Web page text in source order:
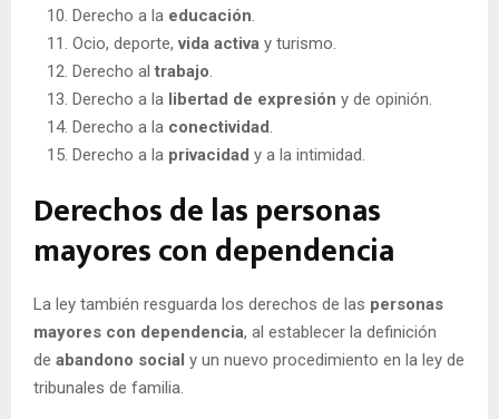
Derecho a la educación.
Ocio, deporte,vida activa y turismo.
Derecho al trabajo.
Derecho a la libertad de expresión y de opinión.
Derecho a la conectividad.
Derecho a la privacidad y a la intimidad.
Derechos de las personas
mayores con dependencia
La ley también resguarda los derechos de las personas
mayores con dependencia, al establecer la definición
de abandono social y un nuevo procedimiento en la ley de
tribunales de familia.